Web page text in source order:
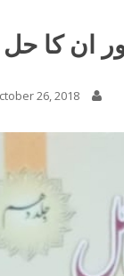
کا حل 10
26, 2018